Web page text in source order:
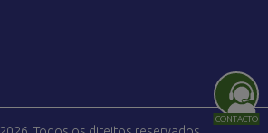
CONTACTO